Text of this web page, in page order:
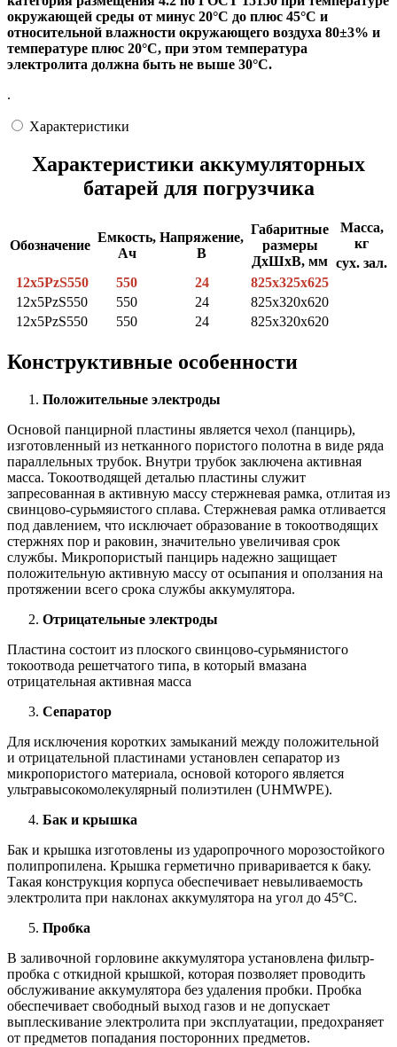
окружающей среды от минус 20°С до плюс 45°С и
относительной влажности окружающего воздуха 80±3% и
температуре плюс 20°С, при этом температура
электролита должна быть не выше 30°С.
.
Характеристики
Характеристики аккумуляторных
батарей для погрузчика
Обозначение
Емкость,
Ач
Напряжение,
В
Габаритные
размеры
ДхШхВ, мм
Масса,
кг
сух. зал.
12х5PzS550
550 24
825х325х625
12х5PzS550 550 24
825х320х620
12х5PzS550 550 24 825х320х620
Конструктивные особенности
Положительные электроды
Основой панцирной пластины является чехол (панцирь),
изготовленный из нетканного пористого полотна в виде ряда
параллельных трубок. Внутри трубок заключена активная
масса. Токоотводящей деталью пластины служит
запресованная в активную массу стержневая рамка, отлитая из
свинцово-сурьмяистого сплава. Стержневая рамка отливается
под давлением, что исключает образование в токоотводящих
стержнях пор и раковин, значительно увеличивая срок
службы. Микропористый панцирь надежно защищает
положительную активную массу от осыпания и оползания на
протяжении всего срока службы аккумулятора.
Отрицательные электроды
Пластина состоит из плоского свинцово-сурьмянистого
токоотвода решетчатого типа, в который вмазана
отрицательная активная масса
Сепаратор
Для исключения коротких замыканий между положительной
и отрицательной пластинами установлен сепаратор из
микропористого материала, основой которого является
ультравысокомолекулярный полиэтилен (UHMWPE).
Бак и крышка
Бак и крышка изготовлены из ударопрочного морозостойкого
полипропилена. Крышка герметично приваривается к баку.
Такая конструкция корпуса обеспечивает невыливаемость
электролита при наклонах аккумулятора на угол до 45°С.
Пробка
В заливочной горловине аккумулятора установлена фильтр-
пробка с откидной крышкой, которая позволяет проводить
обслуживание аккумулятора без удаления пробки. Пробка
обеспечивает свободный выход газов и не допускает
выплескивание электролита при эксплуатации, предохраняет
от предметов попадания посторонних предметов.